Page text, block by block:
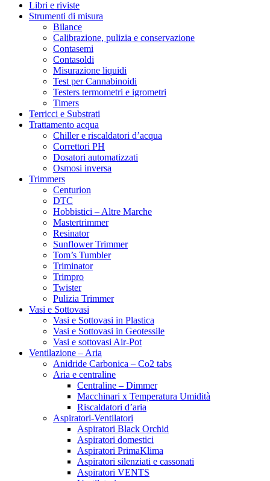
Libri e riviste
Strumenti di misura
Bilance
Calibrazione, pulizia e conservazione
Contasemi
Contasoldi
Misurazione liquidi
Test per Cannabinoidi
Testers termometri e igrometri
Timers
Terricci e Substrati
Trattamento acqua
Chiller e riscaldatori d’acqua
Correttori PH
Dosatori automatizzati
Osmosi inversa
Trimmers
Centurion
DTC
Hobbistici – Altre Marche
Mastertrimmer
Resinator
Sunflower Trimmer
Tom’s Tumbler
Triminator
Trimpro
Twister
Pulizia Trimmer
Vasi e Sottovasi
Vasi e Sottovasi in Plastica
Vasi e Sottovasi in Geotessile
Vasi e sottovasi Air-Pot
Ventilazione – Aria
Anidride Carbonica – Co2 tabs
Aria e centraline
Centraline – Dimmer
Macchinari x Temperatura Umidità
Riscaldatori d’aria
Aspiratori-Ventilatori
Aspiratori Black Orchid
Aspiratori domestici
Aspiratori PrimaKlima
Aspiratori silenziati e cassonati
Aspiratori VENTS